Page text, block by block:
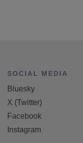
SOCIAL MEDIA
Bluesky
X (Twitter)
Facebook
Instagram